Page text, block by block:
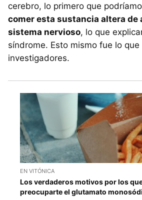
cerebro, lo primero que
comer esta sustancia altera de
sistema nervioso, lo que
síndrome. Esto mismo fue lo que
investigadores.
EN VITÓNICA
Los verdaderos motivos por los
preocuparte el glutamato